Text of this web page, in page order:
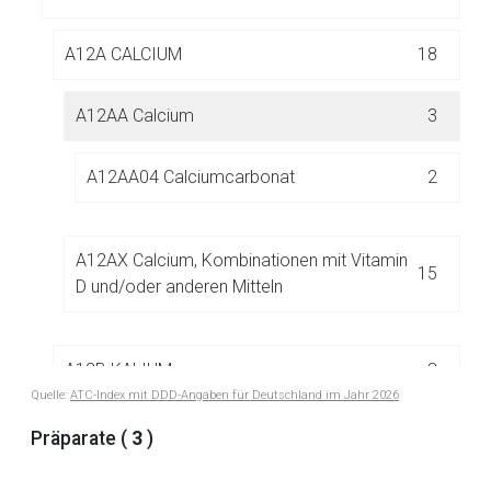
A12A CALCIUM 18
A12AA Calcium 3
A12AA04 Calciumcarbonat 2
A12AX Calcium, Kombinationen mit Vitamin
D und/oder anderen Mitteln
15
A12B KALIUM 3
A12C ANDERE MINERALSTOFFE
Quelle: ATC-Index mit DDD-Angaben für Deutschland im Jahr 2026
Präparate ( 3 )
Aufruf einer externen Seite
Der von Ihnen aufgerufene Link öffnet eine externe Web-
Datenschutzbestimmungen.
Zurück zur rote-liste.de Zur Seite